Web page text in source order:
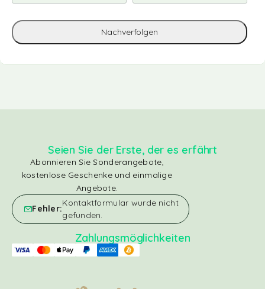
Nachverfolgen
Seien Sie der Erste, der es erfährt
Abonnieren Sie Sonderangebote,
kostenlose Geschenke und einmalige
Angebote.
Fehler:
Kontaktformular wurde nicht
gefunden.
Zahlungsmöglichkeiten